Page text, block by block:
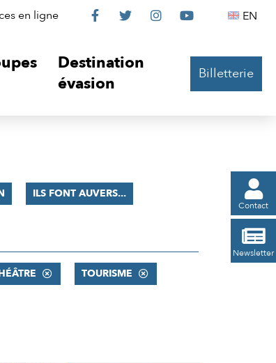
en ligne
Le
sur

Le

Le

Le
 EN
Destination
évasion
Billetterie

Contact

Newsletter
ILS FONT AUVERS...
TOURISME